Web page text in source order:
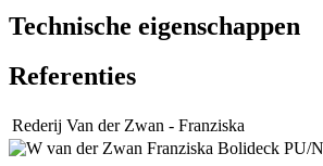
Technische eigenschappen
Referenties
Rederij Van der Zwan - Franziska